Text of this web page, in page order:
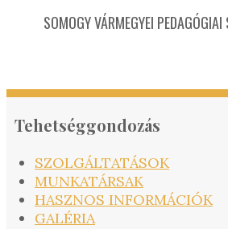
SOMOGY VÁRMEGYEI
Tehetséggondozás
SZOLGÁLTATÁSOK
MUNKATÁRSAK
HASZNOS INFORMÁCIÓK
GALÉRIA